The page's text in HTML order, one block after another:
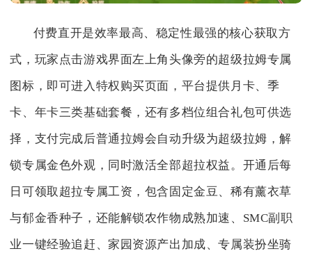
付费直开是效率最高、稳定性最强的核心获取方
式，玩家点击游戏界面左上角头像旁的超级拉姆专属
图标，即可进入特权购买页面，平台提供月卡、季
卡、年卡三类基础套餐，还有多档位组合礼包可供选
择，支付完成后普通拉姆会自动升级为超级拉姆，解
锁专属金色外观，同时激活全部超拉权益。开通后每
日可领取超拉专属工资，包含固定金豆、稀有薰衣草
与郁金香种子，还能解锁农作物成熟加速、SMC副职
业一键经验追赶、家园资源产出加成、专属装扮坐骑